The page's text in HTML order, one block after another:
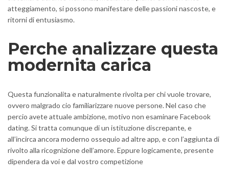
atteggiamento, si possono manifestare delle passioni nascoste, e
ritorni di entusiasmo.
Perche analizzare questa
modernita carica
Questa funzionalita e naturalmente rivolta per chi vuole trovare,
ovvero malgrado cio familiarizzare nuove persone. Nel caso che
percio avete attuale ambizione, motivo non esaminare Facebook
dating. Si tratta comunque di un istituzione discrepante, e
all’incirca ancora moderno ossequio ad altre app, e con l’aggiunta di
rivolto alla ricognizione dell’amore. Eppure logicamente, presente
dipendera da voi e dal vostro competizione